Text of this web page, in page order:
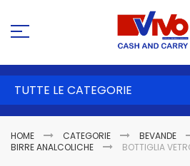
TUTTE LE CATEGORIE
HOME CATEGORIE BEVANDE
BIRRE ANALCOLICHE
BOTTIGLIA